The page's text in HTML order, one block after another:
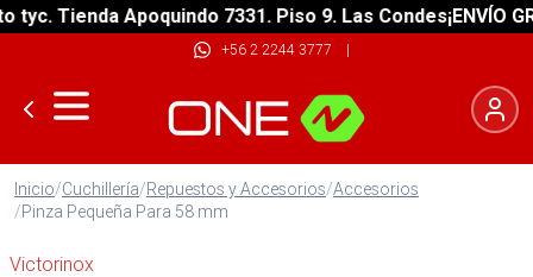
Tienda Apoquindo 7331. Piso 9. Las Condes¡ENVÍO
+56 2 2244 3777 |
Inicio/Cuchillería/Repuestos y Accesorios/Accesorios
/Pinza Pequeña Para 58 mm
Victorinox